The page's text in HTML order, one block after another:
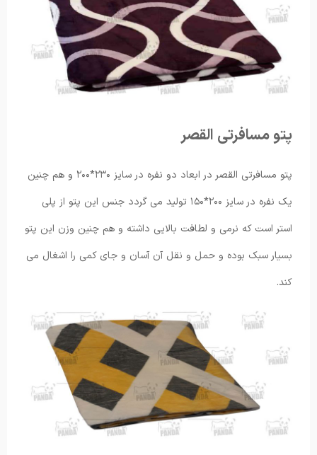
پتو مسافرتی القصر
پتو مسافرتی القصر در ابعاد دو نفره در سایز ۲۳۰*۲۰۰ و هم چنین
یک نفره در سایز ۲۰۰*۱۵۰ تولید می گردد جنس این پتو از پلی
استر است که نرمی و لطافت بالایی داشته و هم چنین وزن این پتو
بسیار سبک بوده و حمل و نقل آن آسان و جای کمی را اشغال می
کند.